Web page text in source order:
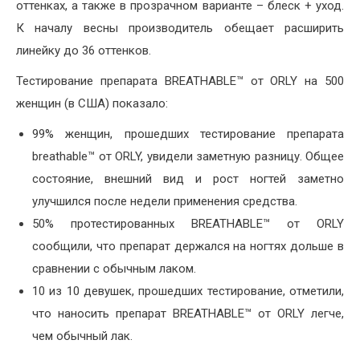
оттенках, а также в прозрачном варианте – блеск + уход.
К началу весны производитель обещает расширить
линейку до 36 оттенков.
Тестирование препарата BREATHABLE™ от ORLY на 500
женщин (в США) показало:
99% женщин, прошедших тестирование препарата
breathable™ от ORLY, увидели заметную разницу. Общее
состояние, внешний вид и рост ногтей заметно
улучшился после недели применения средства.
50% протестированных BREATHABLE™ от ORLY
сообщили, что препарат держался на ногтях дольше в
сравнении с обычным лаком.
10 из 10 девушек, прошедших тестирование, отметили,
что наносить препарат BREATHABLE™ от ORLY легче,
чем обычный лак.